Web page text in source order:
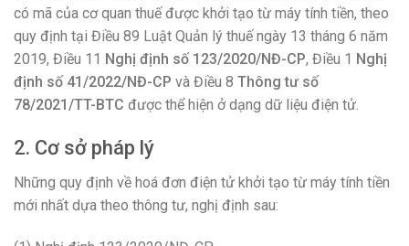
có mã của cơ quan thuế được khởi tạo từ máy tính tiền, theo
quy định tại Điều 89 Luật Quản lý thuế ngày 13 tháng 6 năm
2019, Điều 11 Nghị định số 123/2020/NĐ-CP, Điều 1 Nghị
định số 41/2022/NĐ-CP và Điều 8 Thông tư số
78/2021/TT-BTC được thể hiện ở dạng dữ liệu điện tử.
2. Cơ sở pháp lý
Những quy định về hoá đơn điện tử khởi tạo từ máy tính tiền
mới nhất dựa theo thông tư, nghị định sau: